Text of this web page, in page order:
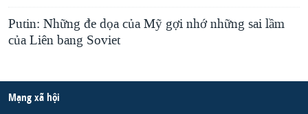
Putin: Những đe dọa của Mỹ gợi nhớ những sai lầm
của Liên bang Soviet
Mạng xã hội